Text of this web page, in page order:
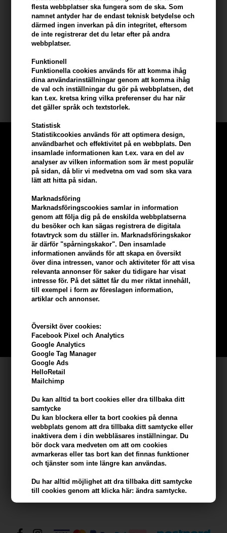
flesta webbplatser ska fungera som de ska. Som
namnet antyder har de endast teknisk betydelse och
därmed ingen inverkan på din integritet, eftersom
de inte registrerar det du letar efter på andra
webbplatser.
Funktionell
Funktionella cookies används för att komma ihåg
dina användarinställningar genom att komma ihåg
de val och inställningar du gör på webbplatsen, det
kan t.ex. kretsa kring vilka preferenser du har när
det gäller språk och textstorlek.
Statistisk
Statistikcookies används för att optimera design,
användbarhet och effektivitet på en webbplats. Den
insamlade informationen kan t.ex. vara en del av
analyser av vilken information som är mest populär
på sidan, då blir vi medvetna om vad som ska vara
lätt att hitta på sidan.
Marknadsföring
Marknadsföringscookies samlar in information
genom att följa dig på de enskilda webbplatserna
du besöker och kan sägas registrera de digitala
fotavtryck som du ställer in. Marknadsföringskakor
är därför "spårningskakor". Den insamlade
informationen används för att skapa en översikt
över dina intressen, vanor och aktiviteter för att visa
relevanta annonser för saker du tidigare har visat
intresse för. På det sättet får du mer riktat innehåll,
till exempel i form av föreslagen information,
artiklar och annonser.
Översikt över cookies:
Facebook Pixel och Analytics
Google Analytics
Google Tag Manager
Google Ads
HelloRetail
Mailchimp
Du kan alltid ta bort cookies eller dra tillbaka ditt
samtycke
Du kan blockera eller ta bort cookies på denna
webbplats genom att dra tillbaka ditt samtycke eller
inaktivera dem i din webbläsares inställningar. Du
bör dock vara medveten om att om cookies
avmarkeras eller tas bort kan det finnas funktioner
och tjänster som inte längre kan användas.
Du har alltid möjlighet att dra tillbaka ditt samtycke
till cookies genom att klicka här: ändra samtycke.
eller blockera cookies från tredje part kan detta bara
Använda Kerastase Specifique Bain Riche Dermocalm
- Applicera på vått hår
- Emulgera och skölj
Innehåll: 250 ml
Kerastase schampo och hårprodukter
Tjäna5% bonuspå hela din
beställning
BLI EN GRATIS MEDLEM HÄR
Kundservice
Frisenborgvej 6A
DK-7800 Skive
info@hair247.se
Kom ihåg att vi har
Billig frakt
100% nöjdhet - 356 dagars returpolicy